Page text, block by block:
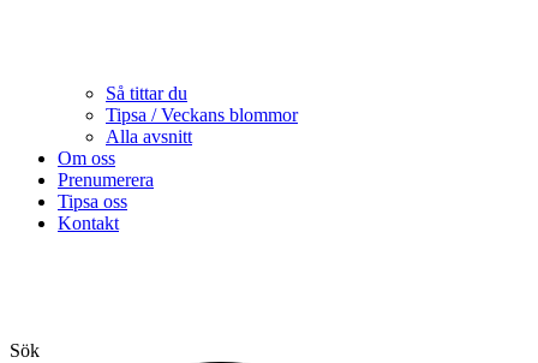
Så tittar du
Tipsa / Veckans blommor
Alla avsnitt
Om oss
Prenumerera
Tipsa oss
Kontakt
Sök